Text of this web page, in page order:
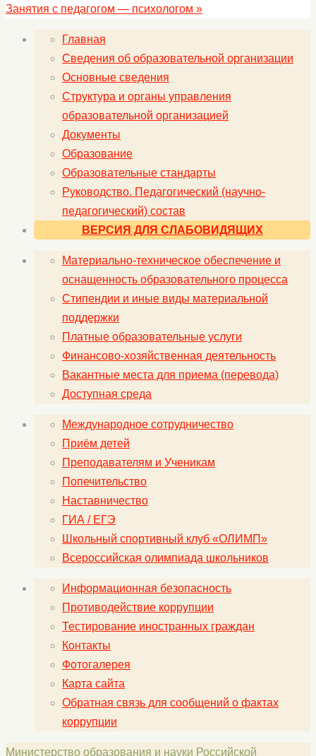
Занятия с педагогом — психологом »
Главная
Сведения об образовательной организации
Основные сведения
Структура и органы управления
образовательной организацией
Документы
Образование
Образовательные стандарты
Руководство. Педагогический (научно-
педагогический) состав
ВЕРСИЯ ДЛЯ СЛАБОВИДЯЩИХ
Материально-техническое обеспечение и
оснащенность образовательного процесса
Стипендии и иные виды материальной
поддержки
Платные образовательные услуги
Финансово-хозяйственная деятельность
Вакантные места для приема (перевода)
Доступная среда
Международное сотрудничество
Приём детей
Преподавателям и Ученикам
Попечительство
Наставничество
ГИА / ЕГЭ
Школьный спортивный клуб «ОЛИМП»
Всероссийская олимпиада школьников
Информационная безопасность
Противодействие коррупции
Тестирование иностранных граждан
Контакты
Фотогалерея
Карта сайта
Обратная связь для сообщений о фактах
коррупции
Министерство образования и науки Российской